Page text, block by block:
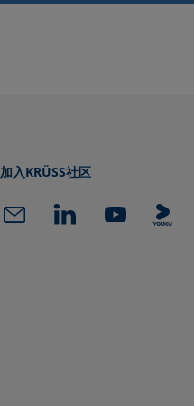
加入KRÜSS社区